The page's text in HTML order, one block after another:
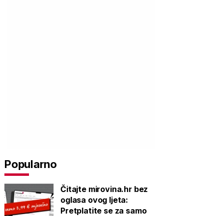
Popularno
Čitajte mirovina.hr bez
oglasa ovog ljeta:
Pretplatite se za samo